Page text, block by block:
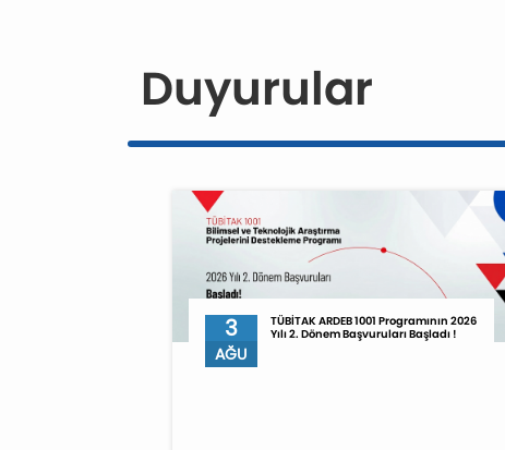
Duyurular
3
AĞU
TÜBİTAK ARDEB 1001 Programının 2026
Yılı 2. Dönem Başvuruları Başladı !